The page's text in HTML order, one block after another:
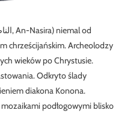
chrześcijańskim. Archeolodzy
wieków po Chrystusie.
Odkryto ślady
diakona Konona.
podłogowymi blisko